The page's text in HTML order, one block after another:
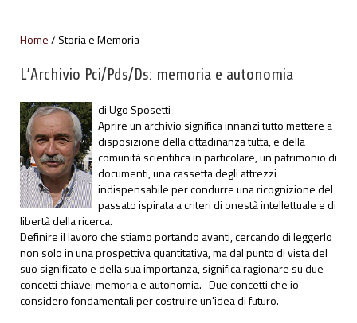
Home Storia e Memoria
L’Archivio Pci/Pds/Ds: memoria e autonomia
di Ugo Sposetti
Aprire un archivio significa innanzi tutto mettere a
disposizione della cittadinanza tutta, e della
comunità scientifica in particolare, un patrimonio di
documenti, una cassetta degli attrezzi
indispensabile per condurre una ricognizione del
passato ispirata a criteri di onestà intellettuale e di
libertà della ricerca.
Definire il lavoro che stiamo portando avanti, cercando di leggerlo
non solo in una prospettiva quantitativa, ma dal punto di vista del
suo significato e della sua importanza, significa ragionare su due
concetti chiave: memoria e autonomia. Due concetti che io
considero fondamentali per costruire un'idea di futuro.